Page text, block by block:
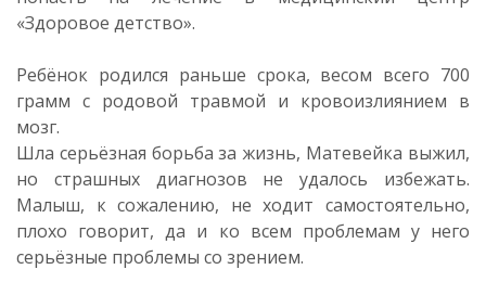
«Здоровое детство».
Ребёнок родился раньше срока, весом всего 700
грамм с родовой травмой и кровоизлиянием в
мозг.
Шла серьёзная борьба за жизнь, Матевейка выжил,
но страшных диагнозов не удалось избежать.
Малыш, к сожалению, не ходит самостоятельно,
плохо говорит, да и ко всем проблемам у него
серьёзные проблемы со зрением.